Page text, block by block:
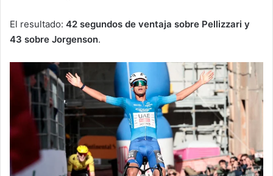
El resultado: 42 segundos de ventaja sobre Pellizzari y
43 sobre Jorgenson.